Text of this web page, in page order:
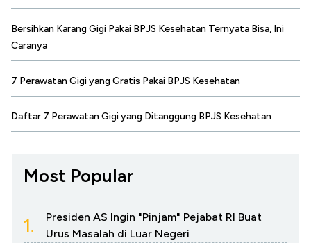
Bersihkan Karang Gigi Pakai BPJS Kesehatan Ternyata Bisa, Ini
Caranya
7 Perawatan Gigi yang Gratis Pakai BPJS Kesehatan
Daftar 7 Perawatan Gigi yang Ditanggung BPJS Kesehatan
Most Popular
1.
Presiden AS Ingin "Pinjam" Pejabat RI Buat
Urus Masalah di Luar Negeri